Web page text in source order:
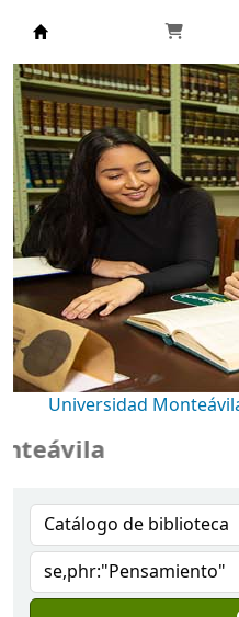
Biblioteca
Universidad